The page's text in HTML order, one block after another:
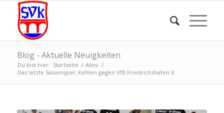
Blog - Aktuelle Neuigkeiten
Du bist hier: Startseite / Aktiv /
Das letzte Saisonspiel: Kehlen gegen VfB Friedrichshafen II